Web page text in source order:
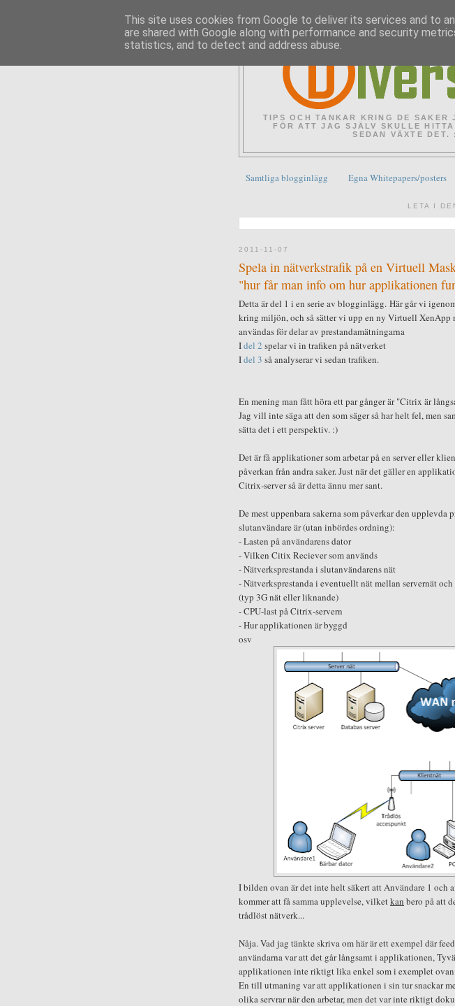
TIPS OCH TANKAR KRING DE SAKER
FÖR ATT JAG SJÄLV SKULLE
SEDAN VÄXTE DET.
Samtliga blogginlägg Egna Whitepapers/posters
LETA I
2011-11-07
Spela in nätverkstrafik på en Virtuell
"hur får man info om hur applikationen
Detta är del 1 i en serie av blogginlägg. Här går vi
kring miljön, och så sätter vi upp en ny Virtuell XenApp
användas för delar av prestandamätningarna
Idel 2 spelar vi in trafiken på nätverket
Idel 3 så analyserar vi sedan trafiken.
En mening man fått höra ett par gånger är "Citrix är
Jag vill inte säga att den som säger så har helt fel, men
sätta det i ett perspektiv. :)
Det är få applikationer som arbetar på en server eller
påverkan från andra saker. Just när det gäller en
Citrix-server så är detta ännu mer sant.
De mest uppenbara sakerna som påverkar den upplevda
slutanvändare är (utan inbördes ordning):
- Lasten på användarens dator
- Vilken Citix Reciever som används
- Nätverksprestanda i slutanvändarens nät
- Nätverksprestanda i eventuellt nät mellan servernät och
(typ 3G nät eller liknande)
- CPU-last på Citrix-servern
- Hur applikationen är byggd
osv
I bilden ovan är det inte helt säkert att Användare 1 och
kommer att få samma upplevelse, vilketkan bero på att
trådlöst nätverk...
Nåja. Vad jag tänkte skriva om här är ett exempel där
användarna var att det går långsamt i applikationen,
applikationen inte riktigt lika enkel som i exemplet
En till utmaning var att applikationen i sin tur snackar
olika servrar när den arbetar, men det var inte riktigt
This site uses cookies from Google to deliver its services and to
are shared with Google along with performance and security
statistics, and to detect and address abuse.